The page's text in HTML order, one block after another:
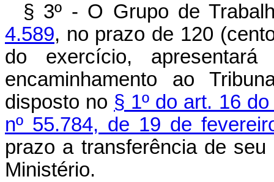
§ 3º - O Grupo de
4.589, no prazo de 120
do exercício,
encaminhamento ao
disposto no § 1º do art. 16
nº 55.784, de 19 de
prazo a transferência de
Ministério.